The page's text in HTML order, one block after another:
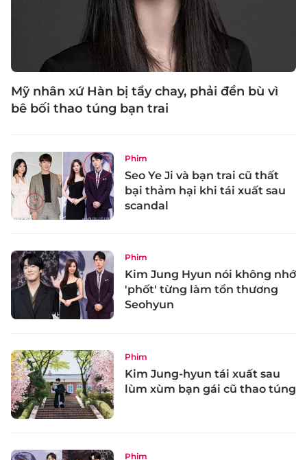
Mỹ nhân xứ Hàn bị tẩy chay, phải đền bù vì
bê bối thao túng bạn trai
Phim
Seo Ye Ji và bạn trai cũ thất
bại thảm hại khi tái xuất sau
scandal
Phim
Kim Jung Hyun nói không nhớ
'phốt' từng làm tổn thương
Seohyun
Phim
Kim Jung-hyun tái xuất sau
lùm xùm bạn gái cũ thao túng
Phim